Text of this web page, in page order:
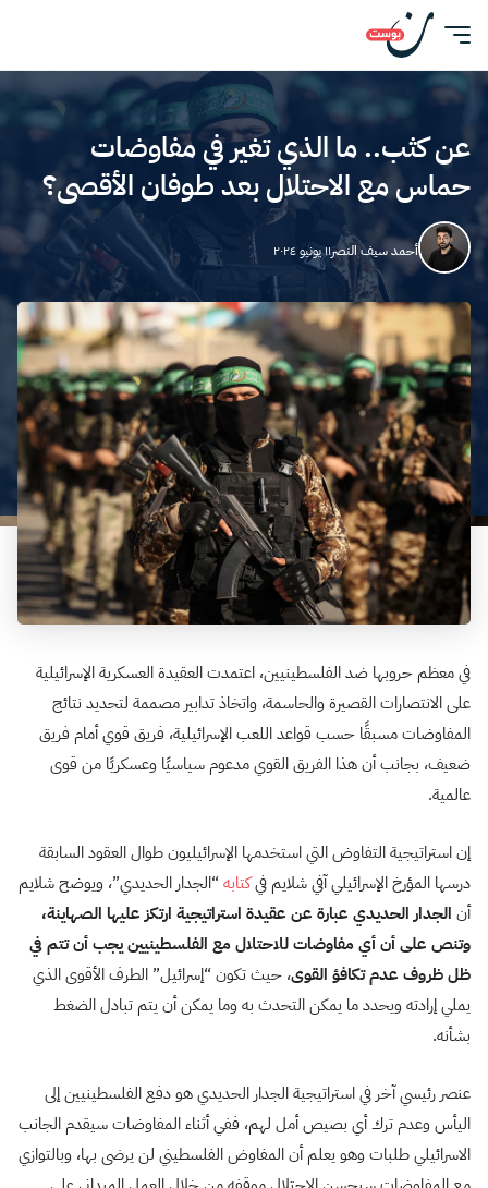
عن كثب.. ما الذي تغير في مفاوضات
حماس مع الاحتلال بعد طوفان الأقصى؟
أحمد سيف النصر١١ يونيو ٢٠٢٤
في معظم حروبها ضد الفلسطينيين، اعتمدت العقيدة العسكرية الإسرائيلية
على الانتصارات القصيرة والحاسمة، واتخاذ تدابير مصممة لتحديد نتائج
المفاوضات مسبقًا حسب قواعد اللعب الإسرائيلية، فريق قوي أمام فريق
ضعيف، بجانب أن هذا الفريق القوي مدعوم سياسيًا وعسكريًا من قوى
عالمية.
إن استراتيجية التفاوض التي استخدمها الإسرائيليون طوال العقود السابقة
درسها المؤرخ الإسرائيلي آفي شلايم فيكتابه“الجدار الحديدي”، ويوضح شلايم
أن الجدار الحديدي عبارة عن عقيدة استراتيجية ارتكز عليها الصهاينة،
وتنص على أن أي مفاوضات للاحتلال مع الفلسطينيين يجب أن تتم في
ظل ظروف عدم تكافؤ القوى، حيث تكون “إسرائيل” الطرف الأقوى الذي
يملي إرادته ويحدد ما يمكن التحدث به وما يمكن أن يتم تبادل الضغط
بشأنه.
عنصر رئيسي آخر في استراتيجية الجدار الحديدي هو دفع الفلسطينيين إلى
اليأس وعدم ترك أي بصيص أمل لهم، ففي أثناء المفاوضات سيقدم الجانب
الاسرائيلي طلبات وهو يعلم أن المفاوض الفلسطيني لن يرضى بها، وبالتوازي